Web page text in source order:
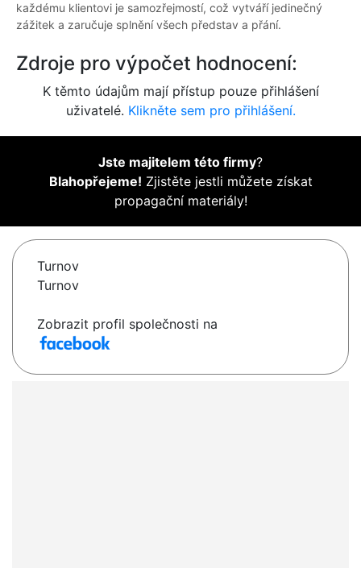
každému klientovi je samozřejmostí, což vytváří jedinečný
zážitek a zaručuje splnění všech představ a přání.
Zdroje pro výpočet hodnocení:
K těmto údajům mají přístup pouze přihlášení
uživatelé. Klikněte sem pro přihlášení.
Jste majitelem této firmy?
Blahopřejeme! Zjistěte jestli můžete získat
propagační materiály!
Turnov
Turnov
Zobrazit profil společnosti na